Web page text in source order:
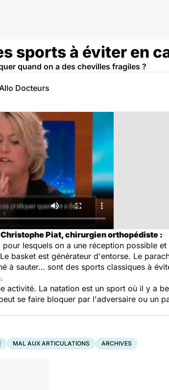
sports à éviter en
quand on a des chevilles fragiles ?
Docteurs
Piat, chirurgien orthopédiste :
lesquels on a une réception possible
basket est générateur d'entorse. Le
à sauter… sont des sports classiques à
activité. La natation est un sport où il y a
se faire bloquer par l'adversaire ou un
MAL AUX ARTICULATIONS ARCHIVES